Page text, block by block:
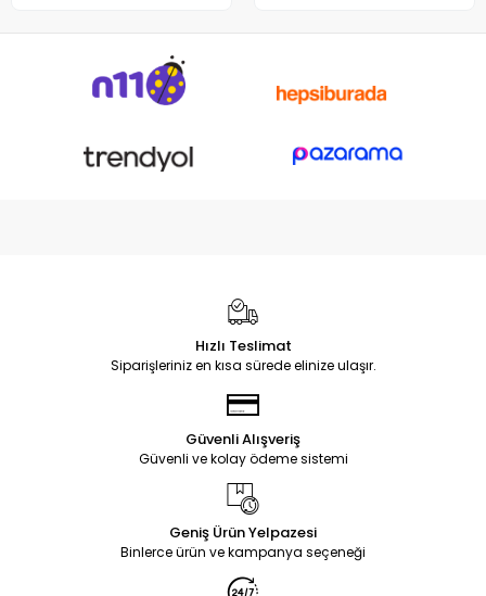
Hızlı Teslimat
Siparişleriniz en kısa sürede elinize ulaşır.
Güvenli Alışveriş
Güvenli ve kolay ödeme sistemi
Geniş Ürün Yelpazesi
Binlerce ürün ve kampanya seçeneği